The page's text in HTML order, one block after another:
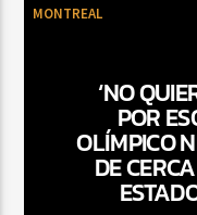
MONTREAL
‘NO
POR
OLÍMPICO
DE